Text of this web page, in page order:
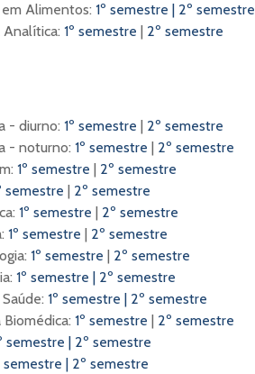
Alimentos: 1º semestre | 2º semestre
Analítica: 1º semestre | 2º semestre
- diurno: 1º semestre
2º semestre
- noturno: 1º semestre
2º semestre
1º semestre
2º semestre
semestre
2º semestre
1º semestre
2º semestre
1º semestre
2º semestre
1º semestre
2º semestre
1º semestre
2º semestre
1º semestre
2º semestre
1º semestre
2º semestre
semestre | 2º semestre
semestre
2º semestre